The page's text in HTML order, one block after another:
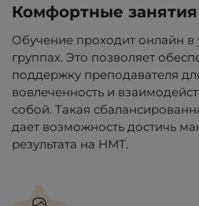
Комфортные занятия
Обучение проходит онлайн
группах. Это позволяет
поддержку преподавателя
вовлеченность и
собой. Такая
дает возможность достичь
результата на НМТ.